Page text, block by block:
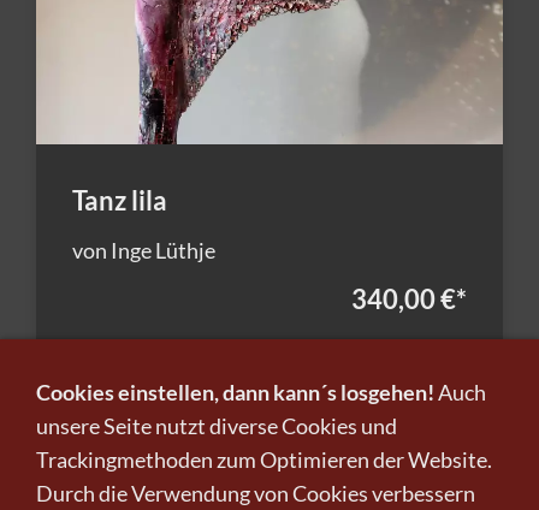
Tanz lila
von Inge Lüthje
340,00 €*
Cookies einstellen, dann kann´s losgehen!Auch
unsere Seite nutzt diverse Cookies und
Trackingmethoden zum Optimieren der Website.
Durch die Verwendung von Cookies verbessern